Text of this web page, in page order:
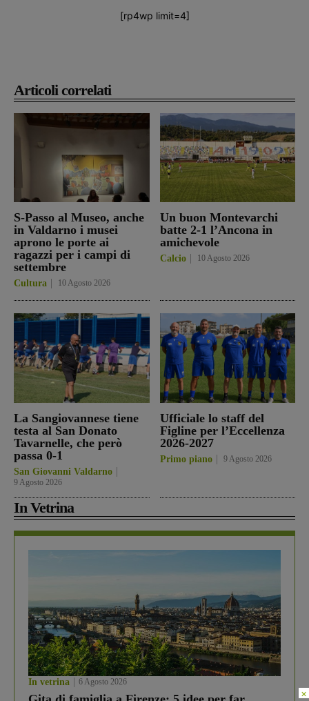
Articoli correlati
S-Passo al Museo, anche
in Valdarno i musei
aprono le porte ai
ragazzi per i campi di
settembre
Cultura 10 Agosto 2026
Un buon Montevarchi
batte 2-1 l’Ancona in
amichevole
Calcio 10 Agosto 2026
La Sangiovannese tiene
testa al San Donato
Tavarnelle, che però
passa 0-1
San Giovanni Valdarno
9 Agosto 2026
Ufficiale lo staff del
Figline per l’Eccellenza
2026-2027
Primo piano 9 Agosto 2026
In Vetrina
In vetrina 6 Agosto 2026
[rp4wp limit=4]
×